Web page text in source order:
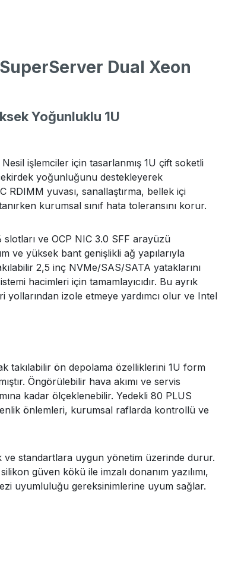
Dual Xeon
Yoğunluklu 1U
işlemciler için tasarlanmış 1U çift soketli
yoğunluğunu destekleyerek
RDIMM yuvası, sanallaştırma, bellek içi
kurumsal sınıf hata toleransını korur.
slotları ve OCP NIC 3.0 SFF arayüzü
ve yüksek bant genişlikli ağ yapılarıyla
2,5 inç NVMe/SAS/SATA yataklarını
hacimleri için tamamlayıcıdır. Bu ayrık
izole etmeye yardımcı olur ve Intel
takılabilir ön depolama özelliklerini 1U form
Öngörülebilir hava akımı ve servis
kadar ölçeklenebilir. Yedekli 80 PLUS
önlemleri, kurumsal raflarda kontrollü ve
standartlara uygun yönetim üzerinde durur.
güven kökü ile imzalı donanım yazılımı,
uyumluluğu gereksinimlerine uyum sağlar.